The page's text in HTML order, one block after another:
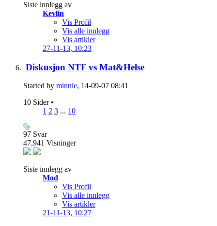
Siste innlegg av
Kevlin
Vis Profil
Vis alle innlegg
Vis artikler
27-11-13, 10:23
Diskusjon NTF vs Mat&Helse
Started by minnie, 14-09-07 08:41
10 Sider •
1 2 3 ... 10
97 Svar
47,941 Visninger
Siste innlegg av
Mod
Vis Profil
Vis alle innlegg
Vis artikler
21-11-13, 10:27